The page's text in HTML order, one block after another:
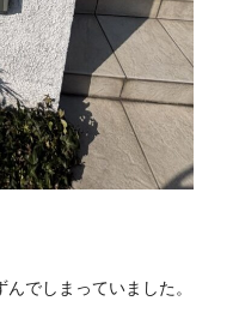
でしまっていました。